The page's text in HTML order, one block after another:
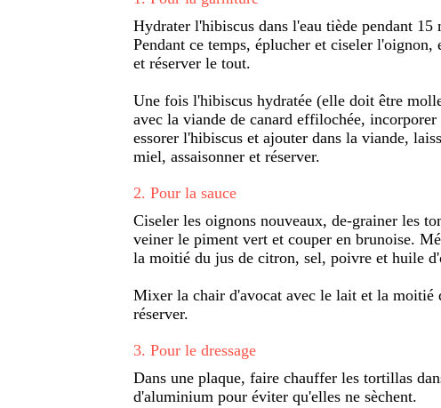
Hydrater l'hibiscus dans l'eau tiède pendant 15
Pendant ce temps, éplucher et ciseler
et réserver le tout.
Une fois l'hibiscus hydratée (elle doit être
avec la viande de canard effilochée,
essorer l'hibiscus et ajouter dans la viande,
miel, assaisonner et réserver.
2. Pour la sauce
Ciseler les oignons nouveaux, de-grainer les
veiner le piment vert et couper en brunoise.
la moitié du jus de citron, sel, poivre et huile
Mixer la chair d'avocat avec le lait et la moitié
réserver.
3. Pour le dressage
Dans une plaque, faire chauffer les tortillas
d'aluminium pour éviter qu'elles ne sèchent.